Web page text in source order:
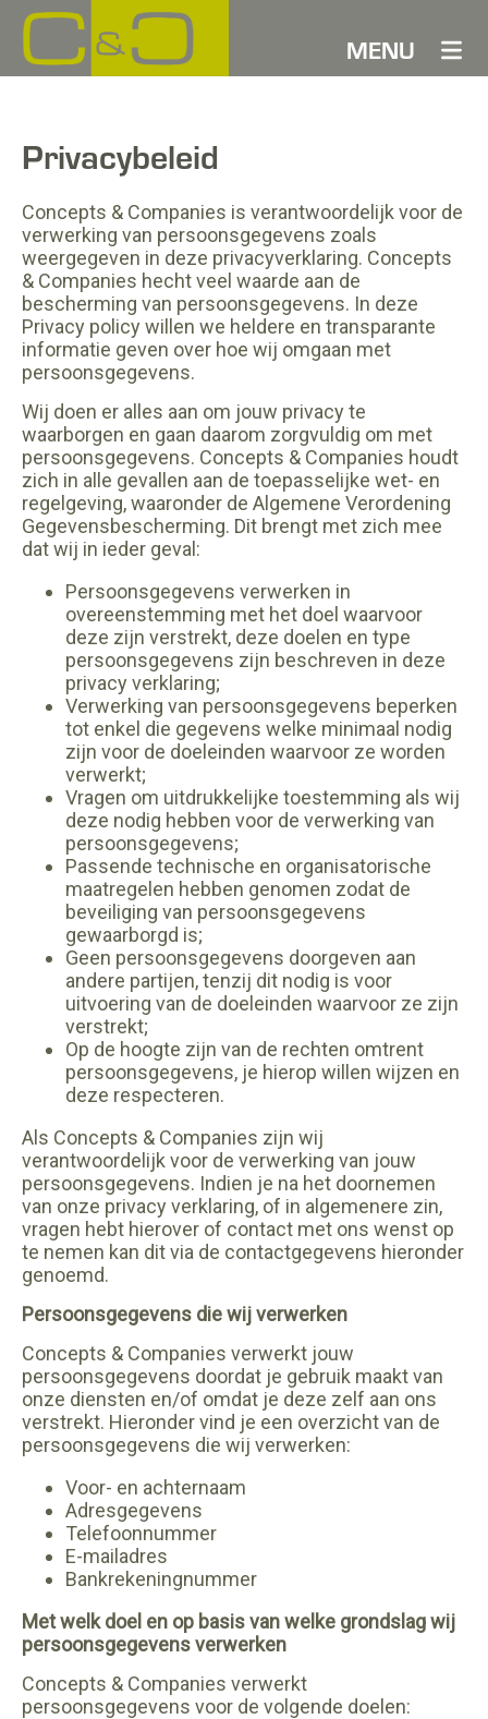
MENU
Privacybeleid
Concepts & Companies is verantwoordelijk voor de
verwerking van persoonsgegevens zoals
weergegeven in deze privacyverklaring. Concepts
& Companies hecht veel waarde aan de
bescherming van persoonsgegevens. In deze
Privacy policy willen we heldere en transparante
informatie geven over hoe wij omgaan met
persoonsgegevens.
Wij doen er alles aan om jouw privacy te
waarborgen en gaan daarom zorgvuldig om met
persoonsgegevens. Concepts & Companies houdt
zich in alle gevallen aan de toepasselijke wet- en
regelgeving, waaronder de Algemene Verordening
Gegevensbescherming. Dit brengt met zich mee
dat wij in ieder geval:
Persoonsgegevens verwerken in
overeenstemming met het doel waarvoor
deze zijn verstrekt, deze doelen en type
persoonsgegevens zijn beschreven in deze
privacy verklaring;
Verwerking van persoonsgegevens beperken
tot enkel die gegevens welke minimaal nodig
zijn voor de doeleinden waarvoor ze worden
verwerkt;
Vragen om uitdrukkelijke toestemming als wij
deze nodig hebben voor de verwerking van
persoonsgegevens;
Passende technische en organisatorische
maatregelen hebben genomen zodat de
beveiliging van persoonsgegevens
gewaarborgd is;
Geen persoonsgegevens doorgeven aan
andere partijen, tenzij dit nodig is voor
uitvoering van de doeleinden waarvoor ze zijn
verstrekt;
Op de hoogte zijn van de rechten omtrent
persoonsgegevens, je hierop willen wijzen en
deze respecteren.
Als Concepts & Companies zijn wij
verantwoordelijk voor de verwerking van jouw
persoonsgegevens. Indien je na het doornemen
van onze privacy verklaring, of in algemenere zin,
vragen hebt hierover of contact met ons wenst op
te nemen kan dit via de contactgegevens hieronder
genoemd.
Persoonsgegevens die wij verwerken
Concepts & Companies verwerkt jouw
persoonsgegevens doordat je gebruik maakt van
onze diensten en/of omdat je deze zelf aan ons
verstrekt. Hieronder vind je een overzicht van de
persoonsgegevens die wij verwerken:
Voor- en achternaam
Adresgegevens
Telefoonnummer
E-mailadres
Bankrekeningnummer
Met welk doel en op basis van welke grondslag wij
persoonsgegevens verwerken
Concepts & Companies verwerkt
persoonsgegevens voor de volgende doelen: